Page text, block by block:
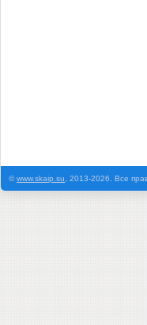
©www.skaip.su , 2013-2026. Все